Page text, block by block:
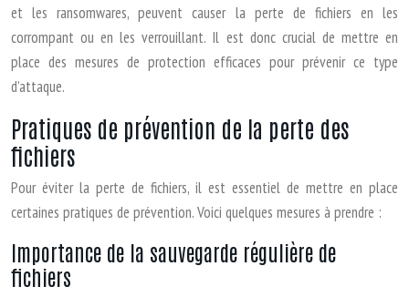
et les ransomwares, peuvent causer la perte de fichiers en les
corrompant ou en les verrouillant. Il est donc crucial de mettre en
place des mesures de protection efficaces pour prévenir ce type
d’attaque.
Pratiques de prévention de la perte des
fichiers
Pour éviter la perte de fichiers, il est essentiel de mettre en place
certaines pratiques de prévention. Voici quelques mesures à prendre :
Importance de la sauvegarde régulière de
fichiers